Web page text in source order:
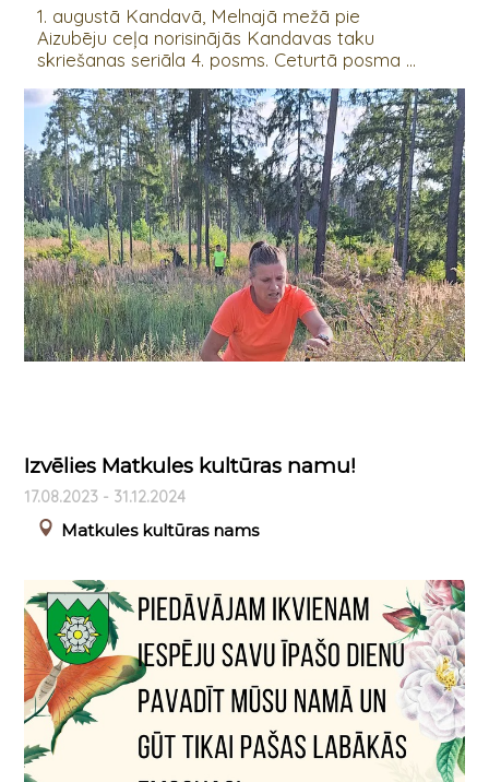
1. augustā Kandavā, Melnajā mežā pie
Aizubēju ceļa norisinājās Kandavas taku
skriešanas seriāla 4. posms. Ceturtā posma ...
Izvēlies Matkules kultūras namu!
17.08.2023 - 31.12.2024
Matkules kultūras nams